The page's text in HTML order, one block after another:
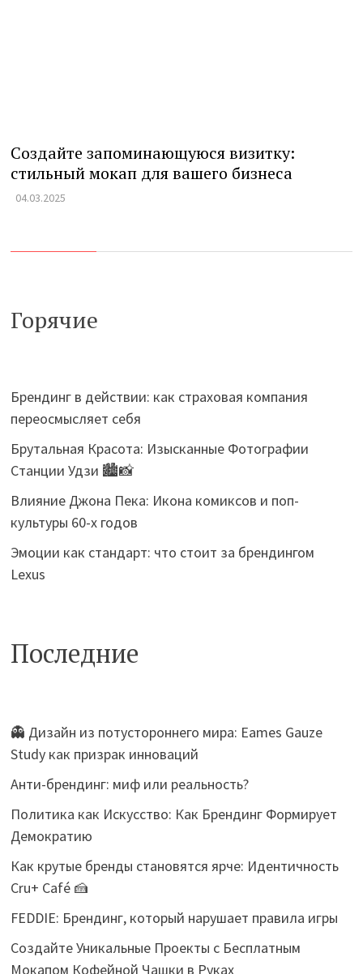
Создайте запоминающуюся визитку:
стильный мокап для вашего бизнеса
04.03.2025
Горячие
Брендинг в действии: как страховая компания
переосмысляет себя
Брутальная Красота: Изысканные Фотографии
Станции Удзи 🏙️📸
Влияние Джона Пека: Икона комиксов и поп-
культуры 60-х годов
Эмоции как стандарт: что стоит за брендингом
Lexus
Последние
👻 Дизайн из потустороннего мира: Eames Gauze
Study как призрак инноваций
Анти-брендинг: миф или реальность?
Политика как Искусство: Как Брендинг Формирует
Демократию
Как крутые бренды становятся ярче: Идентичность
Cru+ Café 🍰
FEDDIE: Брендинг, который нарушает правила игры
Создайте Уникальные Проекты с Бесплатным
Мокапом Кофейной Чашки в Руках